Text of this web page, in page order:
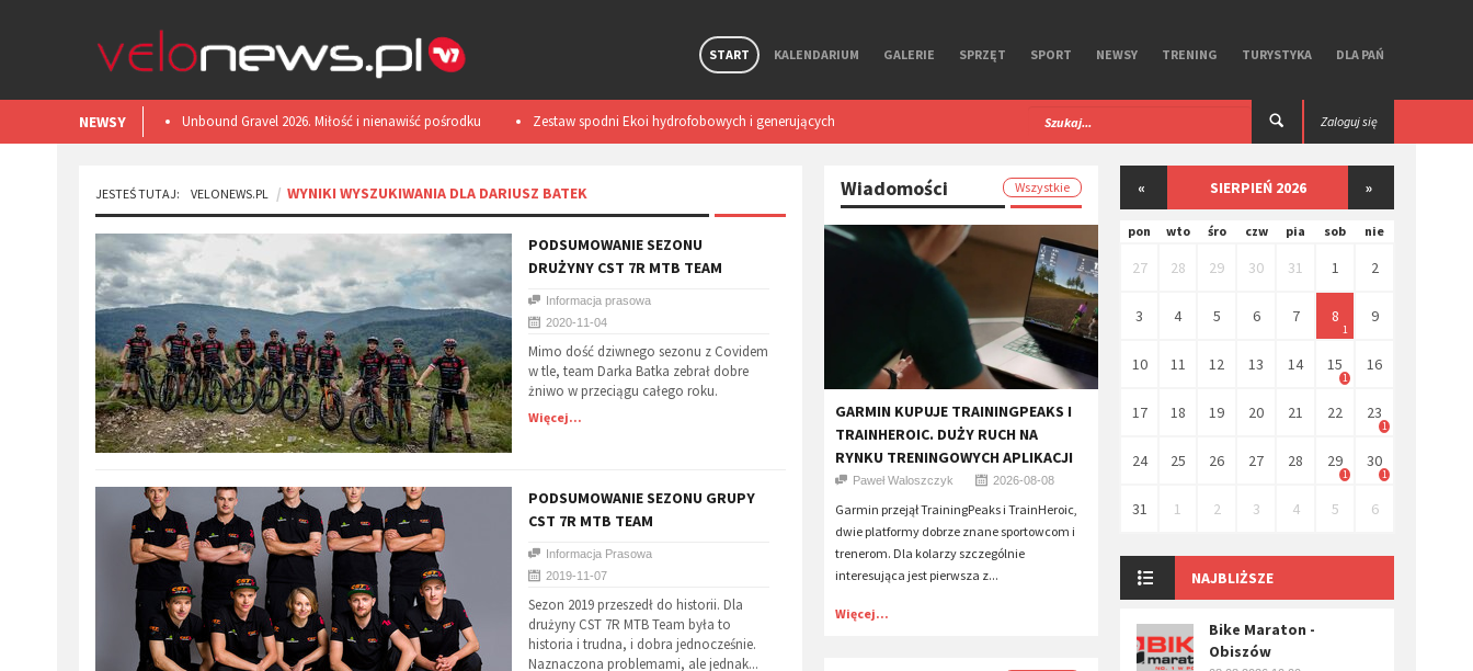
START KALENDARIUM GALERIE SPRZĘT SPORT NEWSY TRENING TURYSTYKA DLA PAŃ
NEWSY
​Unbound Gravel 2026. Miłość i nienawiść pośrodku
Kansas.
Zestaw spodni Ekoi hydrofobowych i generujących
ciepło podczas ruchu. Test
Smart light TL50 iGPSPORT. Test
Premierowy, symbiotyczny zestaw R
Ekoi.
Zaloguj się
JESTEŚ TUTAJ: VELONEWS.PL WYNIKI WYSZUKIWANIA DLA DARIUSZ BATEK
PODSUMOWANIE SEZONU
DRUŻYNY CST 7R MTB TEAM
Informacja prasowa
2020-11-04
Mimo dość dziwnego sezonu z Covidem
w tle, team Darka Batka zebrał dobre
żniwo w przeciągu całego roku.
Więcej...
PODSUMOWANIE SEZONU GRUPY
CST 7R MTB TEAM
Informacja Prasowa
2019-11-07
Sezon 2019 przeszedł do historii. Dla
drużyny CST 7R MTB Team była to
historia i trudna, i dobra jednocześnie.
Naznaczona problemami, ale jednak...
Wiadomości Wszystkie
GARMIN KUPUJE TRAININGPEAKS I
TRAINHEROIC. DUŻY RUCH NA
RYNKU TRENINGOWYCH APLIKACJI
Paweł Waloszczyk 2026-08-08
Garmin przejął TrainingPeaks i TrainHeroic,
dwie platformy dobrze znane sportowcom i
trenerom. Dla kolarzy szczególnie
interesująca jest pierwsza z...
Więcej...
« SIERPIEŃ 2026 »
pon wto śro czw pia sob nie
27 28 29 30 31 1 2
3 4 5 6 7 8
1
9
10 11 12 13 14 15
1
16
17 18 19 20 21 22 23
1
24 25 26 27 28 29
1
30
1
31 1 2 3 4 5 6
NAJBLIŻSZE
Bike Maraton -
Obiszów